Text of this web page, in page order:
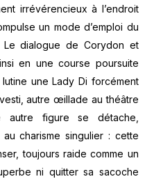
irrévérencieux à l’endroit
un mode d’emploi du
Le dialogue de Corydon et
en une course poursuite
une Lady Di forcément
autre œillade au théâtre
autre figure se détache,
charisme singulier : cette
toujours raide comme un
ni quitter sa sacoche